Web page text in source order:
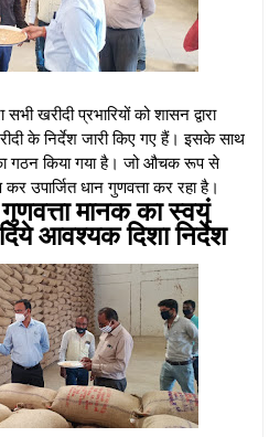
खरीदी प्रभारियों को शासन द्वारा
के निर्देश जारी किए गए हैं। इसके साथ
गठन किया गया है। जो औचक रूप से
उपार्जित धान गुणवत्ता कर रहा है।
मानक का स्वयं
आवश्यक दिशा निर्देश